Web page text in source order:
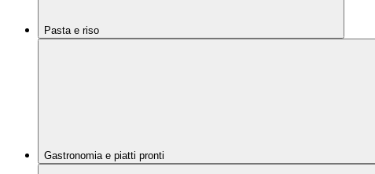
Pasta e riso
Gastronomia e piatti pronti